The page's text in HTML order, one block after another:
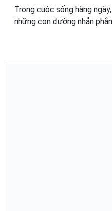
Trong cuộc sống hàng
những con đường nhẵn